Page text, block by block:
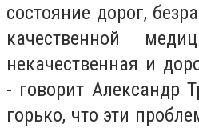
состояние дорог,
качественной
некачественная и
- говорит Александр
горько, что эти